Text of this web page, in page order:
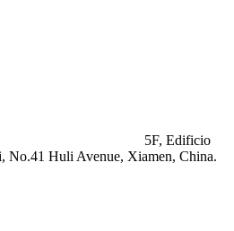
5F, Edificio
No.41 Huli Avenue, Xiamen, China.